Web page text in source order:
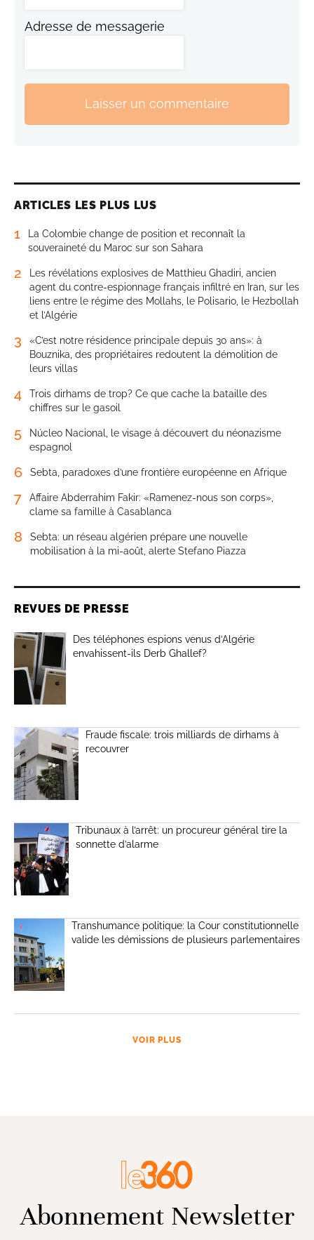
Adresse de messagerie
Laisser un commentaire
ARTICLES LES PLUS LUS
1
La Colombie change de position et reconnaît la
souveraineté du Maroc sur son Sahara
2
Les révélations explosives de Matthieu Ghadiri, ancien
agent du contre-espionnage français infiltré en Iran, sur les
liens entre le régime des Mollahs, le Polisario, le Hezbollah
et l’Algérie
3
«C’est notre résidence principale depuis 30 ans»: à
Bouznika, des propriétaires redoutent la démolition de
leurs villas
4
Trois dirhams de trop? Ce que cache la bataille des
chiffres sur le gasoil
5
Núcleo Nacional, le visage à découvert du néonazisme
espagnol
6 Sebta, paradoxes d’une frontière européenne en Afrique
7
Affaire Abderrahim Fakir: «Ramenez-nous son corps»,
clame sa famille à Casablanca
8
Sebta: un réseau algérien prépare une nouvelle
mobilisation à la mi-août, alerte Stefano Piazza
REVUES DE PRESSE
Des téléphones espions venus d’Algérie
envahissent-ils Derb Ghallef?
Fraude fiscale: trois milliards de dirhams à
recouvrer
Tribunaux à l’arrêt: un procureur général tire la
sonnette d’alarme
Transhumance politique: la Cour constitutionnelle
valide les démissions de plusieurs parlementaires
VOIR PLUS
Abonnement Newsletter